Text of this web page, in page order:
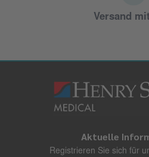
Versand
Aktuelle
Registrieren Sie sich für